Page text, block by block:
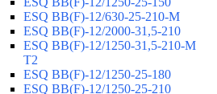
ESQ BB(F)-12/630-25-210-М
ESQ BB(F)-12/2000-31,5-210
ESQ BB(F)-12/1250-31,5-210-М
T2
ESQ BB(F)-12/1250-25-180
ESQ ВВ(F)-12/1250-25-210